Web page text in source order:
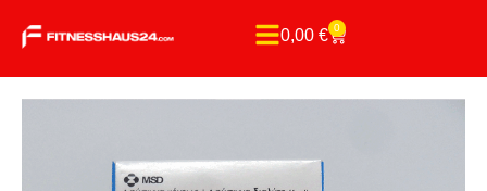
0,00 € 0